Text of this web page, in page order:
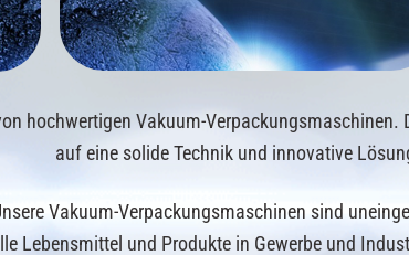
hochwertigen Vakuum-Verpackungsmaschinen.
auf eine solide Technik und innovative
Vakuum-Verpackungsmaschinen sind
Lebensmittel und Produkte in Gewerbe und